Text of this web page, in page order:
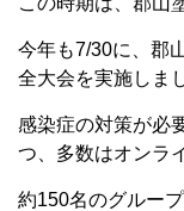
今年も7/30に、郡
全大会を実施しま
感染症の対策が必
つ、多数はオンラ
約150名のグルー